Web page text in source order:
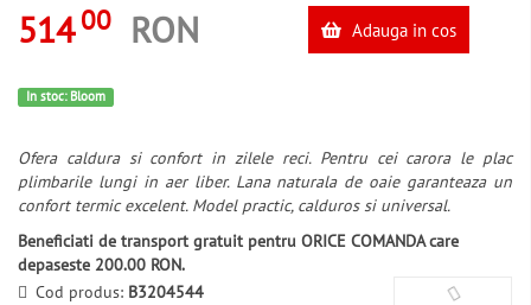
514 00 RON Adauga in cos
In stoc: Bloom
Ofera caldura si confort in zilele reci. Pentru cei carora le plac
plimbarile lungi in aer liber. Lana naturala de oaie garanteaza un
confort termic excelent. Model practic, calduros si universal.
Beneficiati de transport gratuit pentru ORICE COMANDA care
depaseste 200.00 RON.
Cod produs: B3204544